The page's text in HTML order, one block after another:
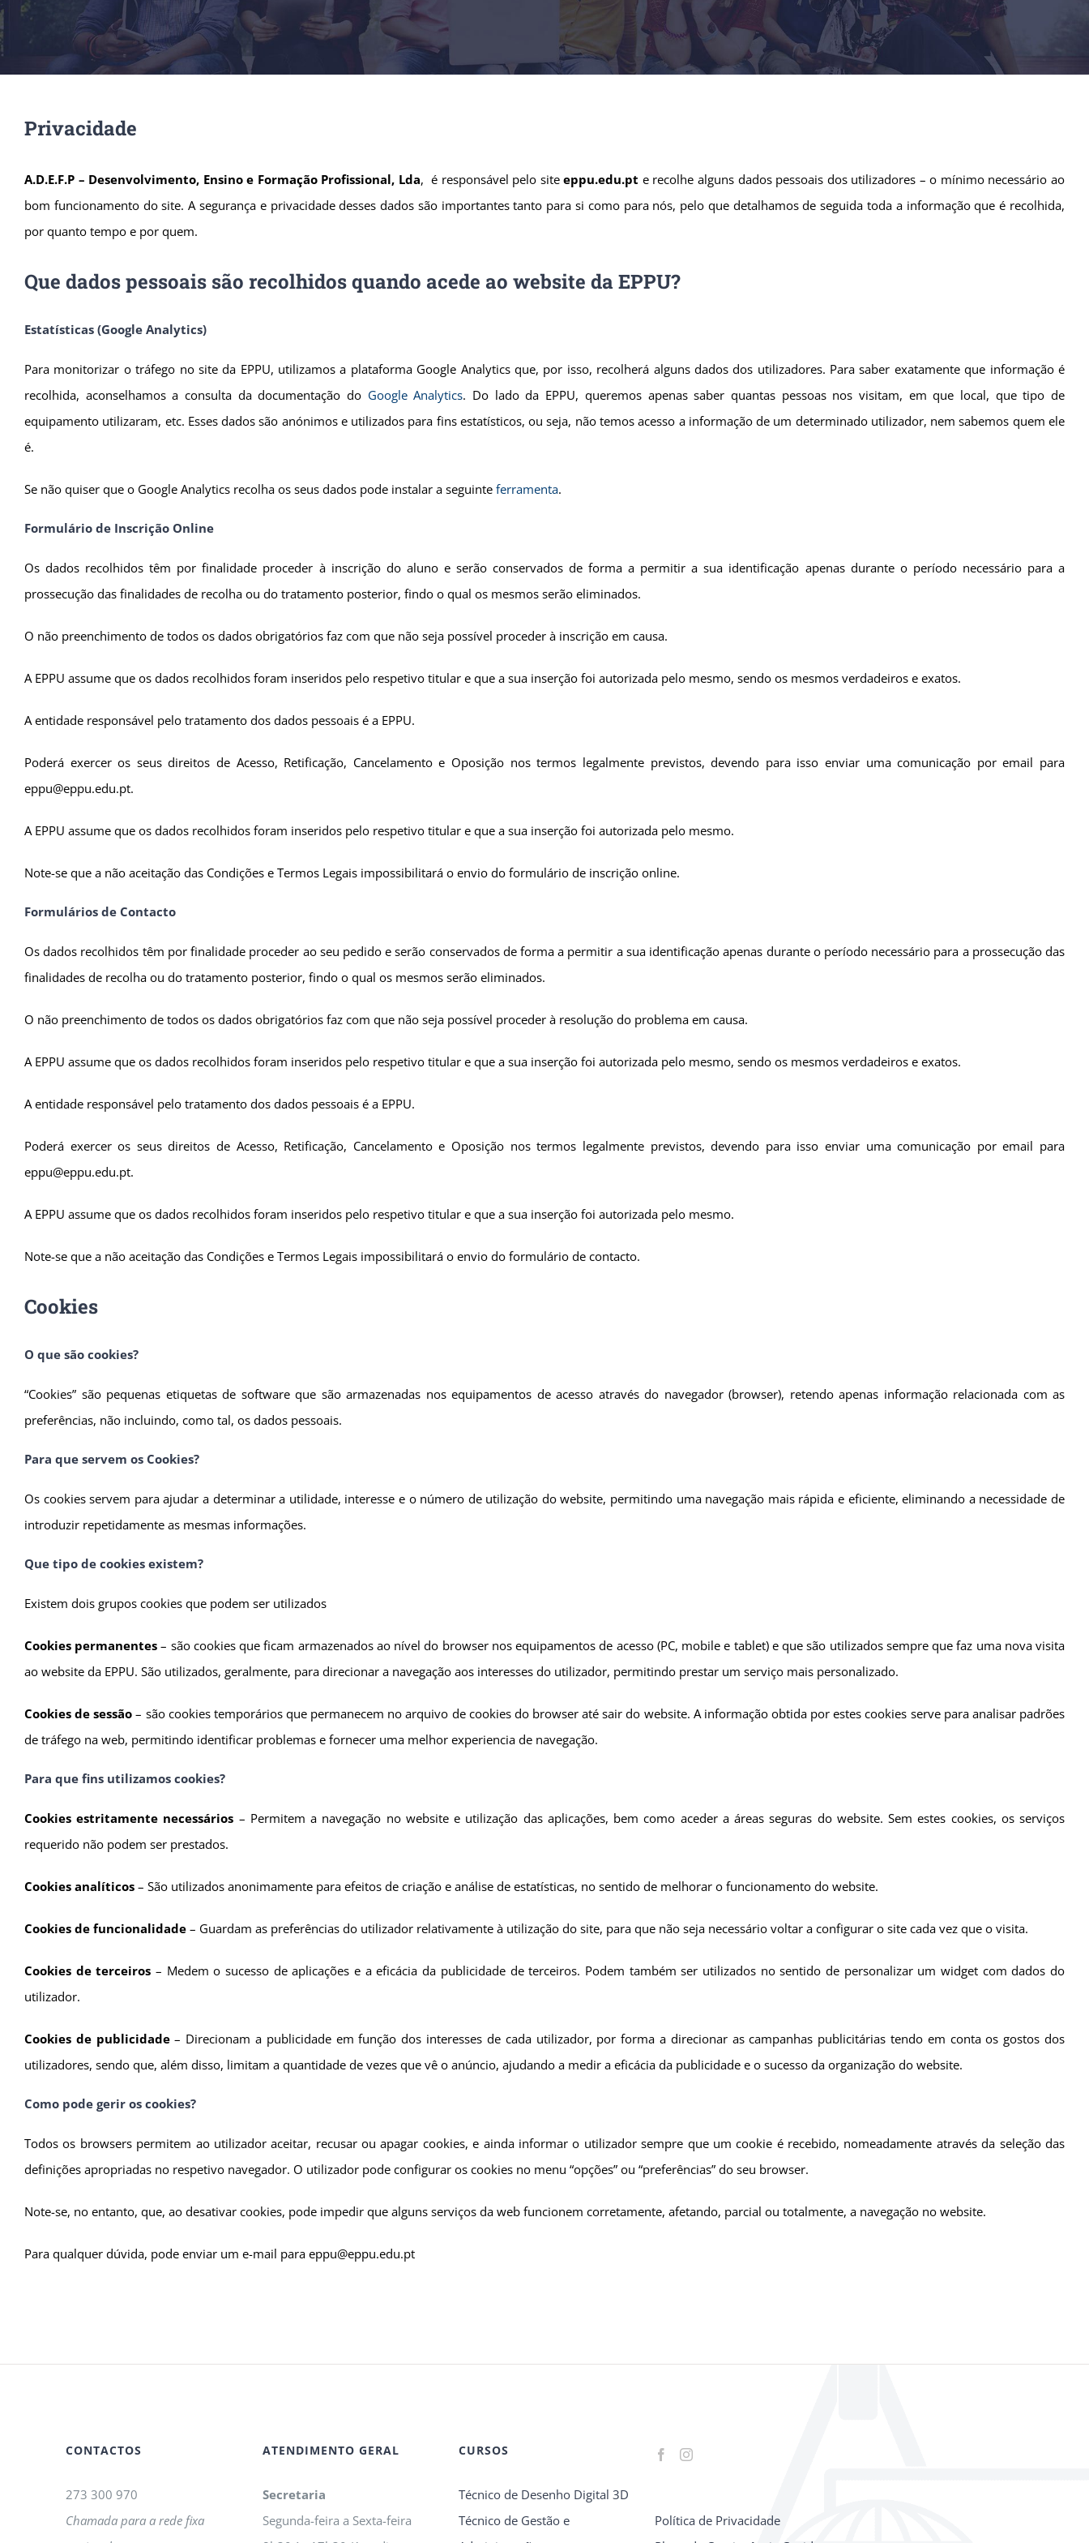
Privacidade
A.D.E.F.P – Desenvolvimento, Ensino e Formação Profissional, Lda, é responsável pelo siteeppu.edu.pt e recolhe alguns dados pessoais dos utilizadores – o mínimo necessário ao
bom funcionamento do site. A segurança e privacidade desses dados são importantes tanto para si como para nós, pelo que detalhamos de seguida toda a informação que é recolhida,
por quanto tempo e por quem.
Que dados pessoais são recolhidos quando acede ao website da EPPU?
Estatísticas (Google Analytics)
Para monitorizar o tráfego no site da EPPU, utilizamos a plataforma Google Analytics que, por isso, recolherá alguns dados dos utilizadores. Para saber exatamente que informação é
recolhida, aconselhamos a consulta da documentação do Google Analytics. Do lado da EPPU, queremos apenas saber quantas pessoas nos visitam, em que local, que tipo de
equipamento utilizaram, etc. Esses dados são anónimos e utilizados para fins estatísticos, ou seja, não temos acesso a informação de um determinado utilizador, nem sabemos quem ele
é.
Se não quiser que o Google Analytics recolha os seus dados pode instalar a seguinte ferramenta.
Formulário de Inscrição Online
Os dados recolhidos têm por finalidade proceder à inscrição do aluno e serão conservados de forma a permitir a sua identificação apenas durante o período necessário para a
prossecução das finalidades de recolha ou do tratamento posterior, findo o qual os mesmos serão eliminados.
O não preenchimento de todos os dados obrigatórios faz com que não seja possível proceder à inscrição em causa.
A EPPU assume que os dados recolhidos foram inseridos pelo respetivo titular e que a sua inserção foi autorizada pelo mesmo, sendo os mesmos verdadeiros e exatos.
A entidade responsável pelo tratamento dos dados pessoais é a EPPU.
Poderá exercer os seus direitos de Acesso, Retificação, Cancelamento e Oposição nos termos legalmente previstos, devendo para isso enviar uma comunicação por email para
eppu@eppu.edu.pt.
A EPPU assume que os dados recolhidos foram inseridos pelo respetivo titular e que a sua inserção foi autorizada pelo mesmo.
Note-se que a não aceitação das Condições e Termos Legais impossibilitará o envio do formulário de inscrição online.
Formulários de Contacto
Os dados recolhidos têm por finalidade proceder ao seu pedido e serão conservados de forma a permitir a sua identificação apenas durante o período necessário para a prossecução das
finalidades de recolha ou do tratamento posterior, findo o qual os mesmos serão eliminados.
O não preenchimento de todos os dados obrigatórios faz com que não seja possível proceder à resolução do problema em causa.
A EPPU assume que os dados recolhidos foram inseridos pelo respetivo titular e que a sua inserção foi autorizada pelo mesmo, sendo os mesmos verdadeiros e exatos.
A entidade responsável pelo tratamento dos dados pessoais é a EPPU.
Poderá exercer os seus direitos de Acesso, Retificação, Cancelamento e Oposição nos termos legalmente previstos, devendo para isso enviar uma comunicação por email para
eppu@eppu.edu.pt.
A EPPU assume que os dados recolhidos foram inseridos pelo respetivo titular e que a sua inserção foi autorizada pelo mesmo.
Note-se que a não aceitação das Condições e Termos Legais impossibilitará o envio do formulário de contacto.
Cookies
O que são cookies?
“Cookies” são pequenas etiquetas de software que são armazenadas nos equipamentos de acesso através do navegador (browser), retendo apenas informação relacionada com as
preferências, não incluindo, como tal, os dados pessoais.
Para que servem os Cookies?
Os cookies servem para ajudar a determinar a utilidade, interesse e o número de utilização do website, permitindo uma navegação mais rápida e eficiente, eliminando a necessidade de
introduzir repetidamente as mesmas informações.
Que tipo de cookies existem?
Existem dois grupos cookies que podem ser utilizados
Cookies permanentes – são cookies que ficam armazenados ao nível do browser nos equipamentos de acesso (PC, mobile e tablet) e que são utilizados sempre que faz uma nova visita
ao website da EPPU. São utilizados, geralmente, para direcionar a navegação aos interesses do utilizador, permitindo prestar um serviço mais personalizado.
Cookies de sessão – são cookies temporários que permanecem no arquivo de cookies do browser até sair do website. A informação obtida por estes cookies serve para analisar padrões
de tráfego na web, permitindo identificar problemas e fornecer uma melhor experiencia de navegação.
Para que fins utilizamos cookies?
Cookies estritamente necessários – Permitem a navegação no website e utilização das aplicações, bem como aceder a áreas seguras do website. Sem estes cookies, os serviços
requerido não podem ser prestados.
Cookies analíticos – São utilizados anonimamente para efeitos de criação e análise de estatísticas, no sentido de melhorar o funcionamento do website.
Cookies de funcionalidade – Guardam as preferências do utilizador relativamente à utilização do site, para que não seja necessário voltar a configurar o site cada vez que o visita.
Cookies de terceiros– Medem o sucesso de aplicações e a eficácia da publicidade de terceiros. Podem também ser utilizados no sentido de personalizar um widget com dados do
utilizador.
Cookies de publicidade– Direcionam a publicidade em função dos interesses de cada utilizador, por forma a direcionar as campanhas publicitárias tendo em conta os gostos dos
utilizadores, sendo que, além disso, limitam a quantidade de vezes que vê o anúncio, ajudando a medir a eficácia da publicidade e o sucesso da organização do website.
Como pode gerir os cookies?
Todos os browsers permitem ao utilizador aceitar, recusar ou apagar cookies, e ainda informar o utilizador sempre que um cookie é recebido, nomeadamente através da seleção das
definições apropriadas no respetivo navegador. O utilizador pode configurar os cookies no menu “opções” ou “preferências” do seu browser.
Note-se, no entanto, que, ao desativar cookies, pode impedir que alguns serviços da web funcionem corretamente, afetando, parcial ou totalmente, a navegação no website.
Para qualquer dúvida, pode enviar um e-mail para eppu@eppu.edu.pt
CONTACTOS
273 300 970
Chamada para a rede fixa
ATENDIMENTO GERAL
Secretaria
Segunda-feira a Sexta-feira
CURSOS
Técnico de Desenho Digital 3D
Técnico de Gestão e
Política de Privacidade